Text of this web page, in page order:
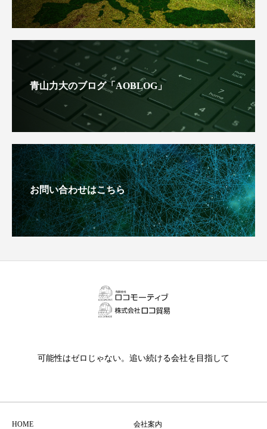
青山力大のブログ「AOBLOG」
お問い合わせはこちら
可能性はゼロじゃない。追い続ける会社を目指して
HOME 会社案内